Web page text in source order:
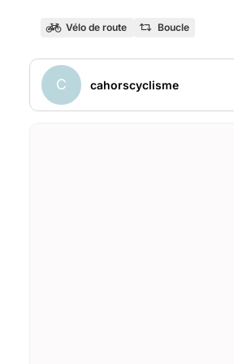
Vélo de route Boucle
C cahorscyclisme